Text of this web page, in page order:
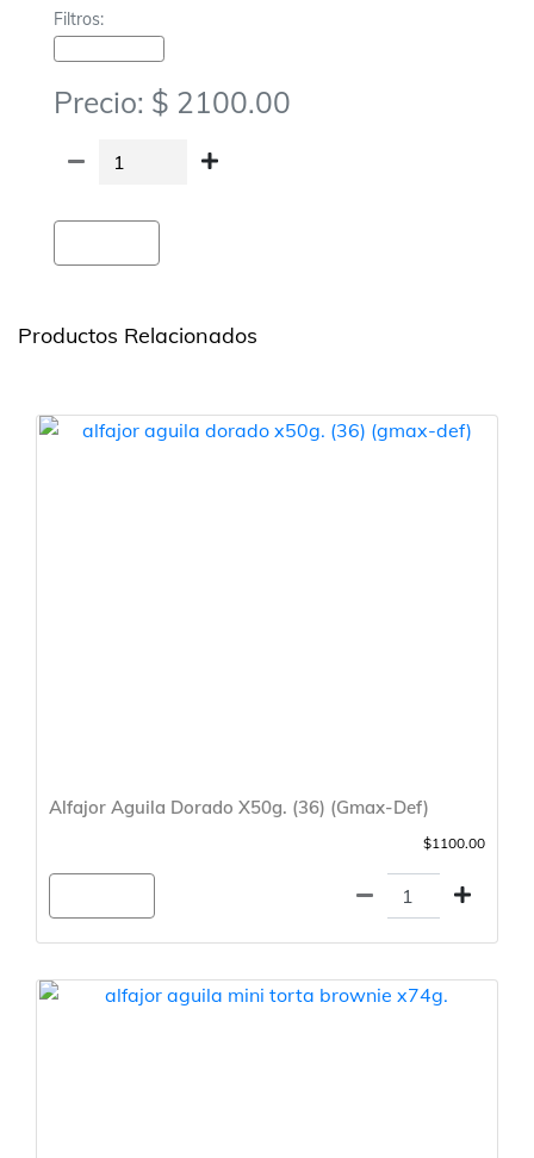
Filtros:
Precio: $ 2100.00
Productos Relacionados
Alfajor Aguila Dorado X50g. (36) (Gmax-Def)
$1100.00